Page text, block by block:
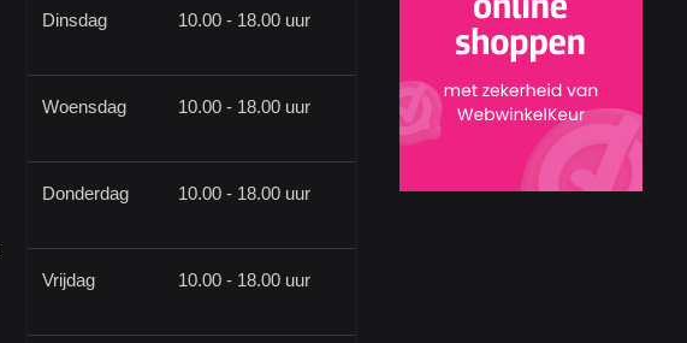
Dinsdag 10.00 - 18.00 uur
Woensdag 10.00 - 18.00 uur
Donderdag 10.00 - 18.00 uur
Vrijdag 10.00 - 18.00 uur